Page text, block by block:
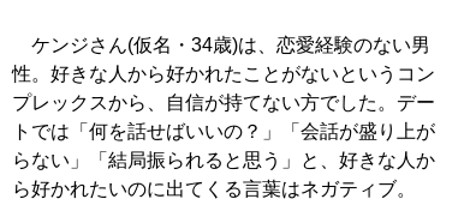
ケンジさん(仮名・34歳)は、恋愛経験のない男
性。好きな人から好かれたことがないというコン
プレックスから、自信が持てない方でした。デー
トでは「何を話せばいいの？」「会話が盛り上が
らない」「結局振られると思う」と、好きな人か
ら好かれたいのに出てくる言葉はネガティブ。